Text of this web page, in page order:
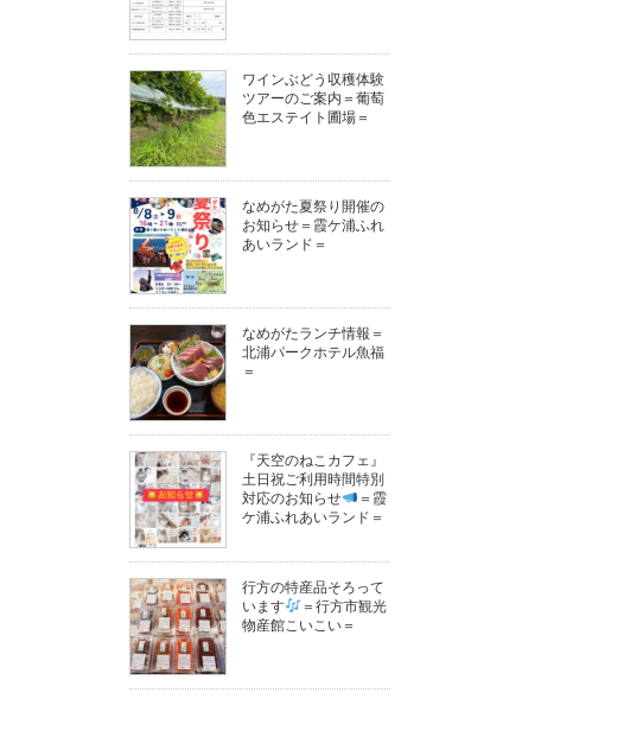
ワインぶどう収穫体験
ツアーのご案内＝葡萄
色エステイト圃場＝
なめがた夏祭り開催の
お知らせ＝霞ケ浦ふれ
あいランド＝
なめがたランチ情報＝
北浦パークホテル魚福
＝
『天空のねこカフェ』
土日祝ご利用時間特別
対応のお知らせ
＝霞
ケ浦ふれあいランド＝
行方の特産品そろって
います
＝行方市観光
物産館こいこい＝